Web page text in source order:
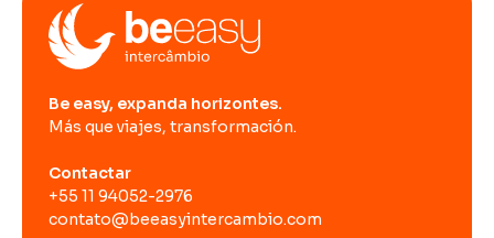
Be easy, expanda horizontes.
Más que viajes, transformación.
Contactar
+55 11 94052-2976
contato@beeasyintercambio.com